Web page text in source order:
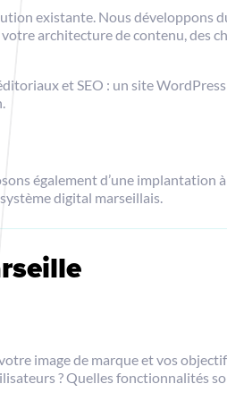
existante. Nous développons
architecture de contenu, des
et SEO : un site
également d’une implantation
digital marseillais.
image de marque et vos
? Quelles fonctionnalités